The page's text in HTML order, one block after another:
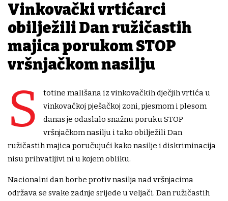
Vinkovački vrtićarci
obilježili Dan ružičastih
majica porukom STOP
vršnjačkom nasilju
S
totine mališana iz vinkovačkih dječjih vrtića u
vinkovačkoj pješačkoj zoni, pjesmom i plesom
danas je odaslalo snažnu poruku STOP
vršnjačkom nasilju i tako obilježili Dan
ružičastih majica poručujući kako nasilje i diskriminacija
nisu prihvatljivi ni u kojem obliku.
Nacionalni dan borbe protiv nasilja nad vršnjacima
održava se svake zadnje srijede u veljači. Dan ružičastih